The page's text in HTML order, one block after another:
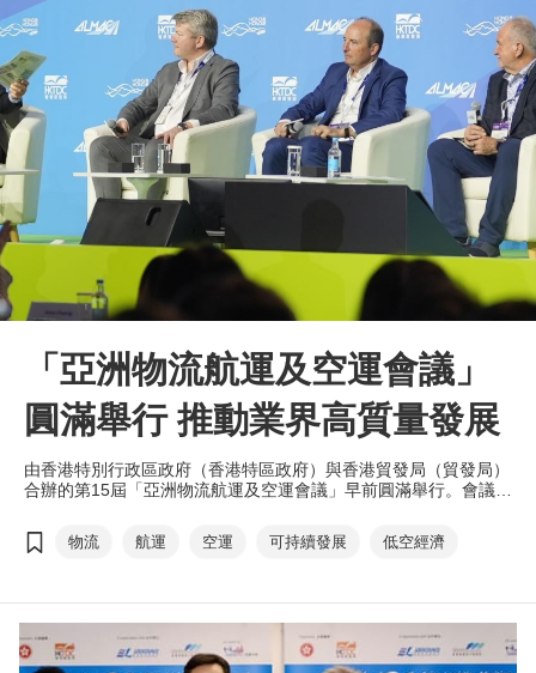
「亞洲物流航運及空運會議」
圓滿舉行 推動業界高質量發展
由香港特別行政區政府（香港特區政府）與香港貿發局（貿發局）
合辦的第15屆「亞洲物流航運及空運會議」早前圓滿舉行。會議匯
題論壇及工作坊中共同探討行業趨勢及機遇，助力推動物流及供應
鏈管理高質量發展。會議吸引來自超過40個國家及地區、逾2,300
物流 航運 空運 可持續發展 低空經濟